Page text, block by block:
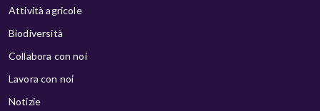
Attività agricole
Biodiversità
Collabora con noi
Lavora con noi
Notizie